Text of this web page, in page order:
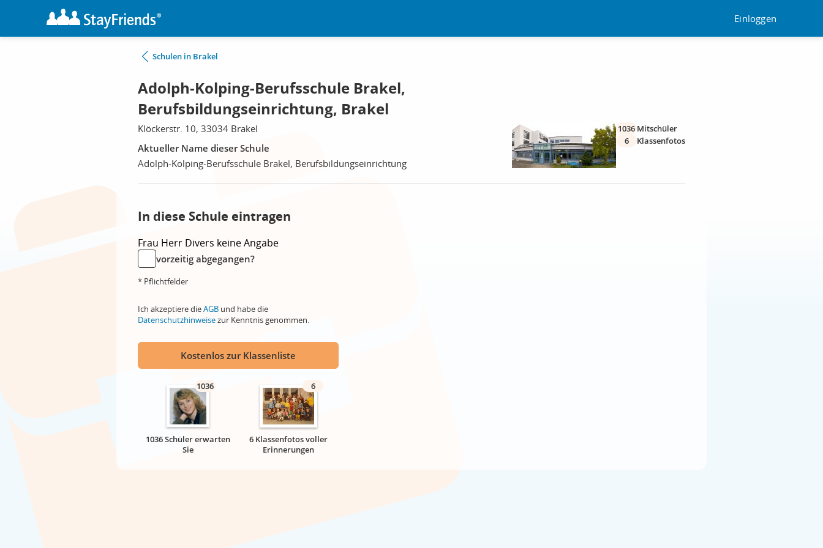
Einloggen
Schulen in Brakel
Adolph-Kolping-Berufsschule Brakel,
Berufsbildungseinrichtung, Brakel
Klöckerstr. 10, 33034 Brakel
Aktueller Name dieser Schule
Adolph-Kolping-Berufsschule Brakel, Berufsbildungseinrichtung
1036 Mitschüler
6
Klassenfotos
In diese Schule eintragen
Frau Herr Divers keine Angabe
vorzeitig abgegangen?
* Pflichtfelder
Ich akzeptiere dieAGB und habe die
Datenschutzhinweisezur Kenntnis genommen.
Kostenlos zur Klassenliste
1036
1036 Schüler erwarten
Sie
6
6 Klassenfotos voller
Erinnerungen